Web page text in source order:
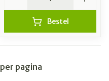
Bestel
per pagina